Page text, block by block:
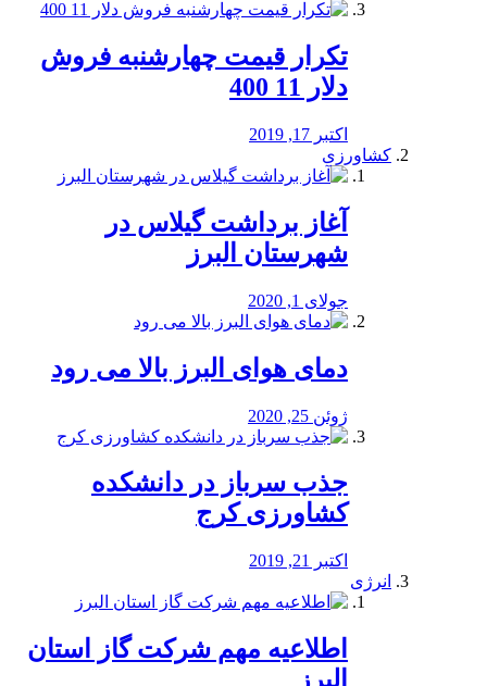
تکرار قیمت چهارشنبه فروش
دلار 11 400
اکتبر 17, 2019
کشاورزی
آغاز برداشت گیلاس در
شهرستان البرز
جولای 1, 2020
دمای هوای البرز بالا می رود
ژوئن 25, 2020
جذب سرباز در دانشکده
کشاورزی کرج
اکتبر 21, 2019
انرژی
️اطلاعیه مهم شرکت گاز استان
البرز